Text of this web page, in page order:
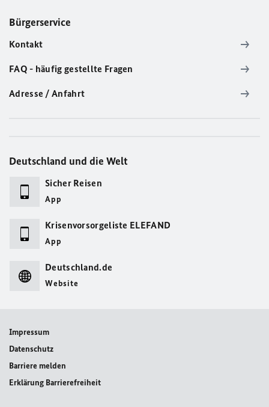
Bürgerservice
Kontakt
FAQ - häufig gestellte Fragen
Adresse / Anfahrt
Deutschland und die Welt
Sicher Reisen
App
Krisenvorsorgeliste ELEFAND
App
Deutschland.de
Website
Impressum
Datenschutz
Barriere melden
Erklärung Barrierefreiheit